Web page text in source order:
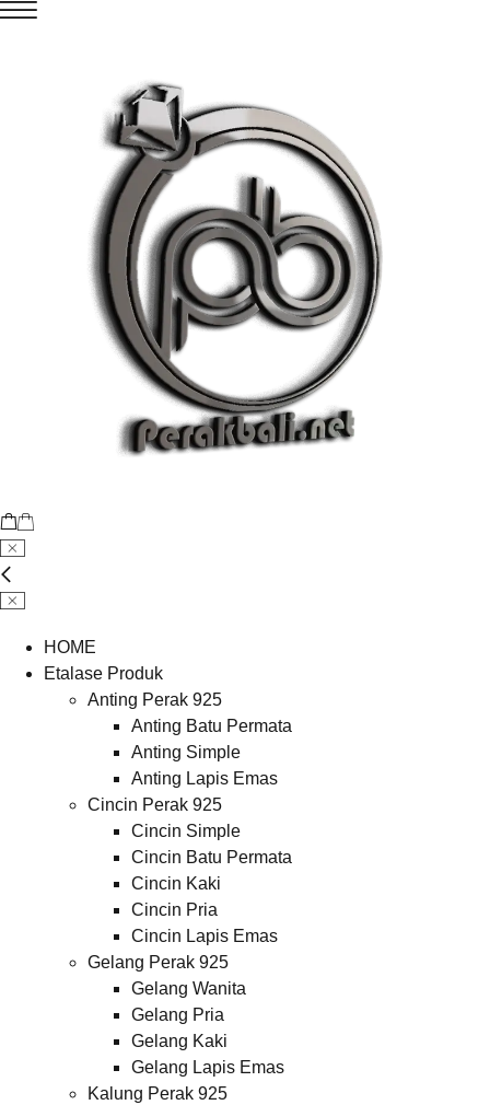
HOME
Etalase Produk
Anting Perak 925
Anting Batu Permata
Anting Simple
Anting Lapis Emas
Cincin Perak 925
Cincin Simple
Cincin Batu Permata
Cincin Kaki
Cincin Pria
Cincin Lapis Emas
Gelang Perak 925
Gelang Wanita
Gelang Pria
Gelang Kaki
Gelang Lapis Emas
Kalung Perak 925